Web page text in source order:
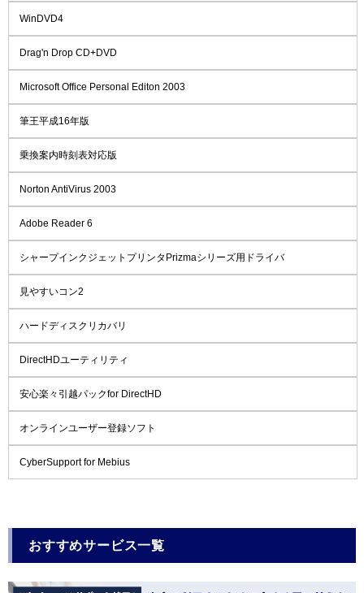
WinDVD4
Drag'n Drop CD+DVD
Microsoft Office Personal Editon 2003
筆王平成16年版
乗換案内時刻表対応版
Norton AntiVirus 2003
Adobe Reader 6
シャープインクジェットプリンタPrizmaシリーズ用ドライバ
見やすいコン2
ハードディスクリカバリ
DirectHDユーティリティ
安心楽々引越パックfor DirectHD
オンラインユーザー登録ソフト
CyberSupport for Mebius
おすすめサービス一覧